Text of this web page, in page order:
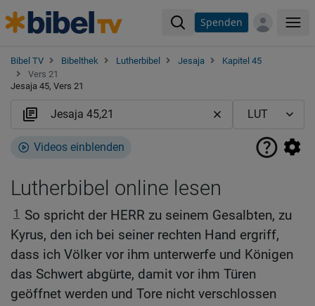
Spenden
Bibel TV Bibelthek Lutherbibel Jesaja
Kapitel 45
Vers 21
Jesaja 45, Vers 21
Videos einblenden
Lutherbibel online lesen
1 So spricht der HERR zu seinem Gesalbten, zu
Kyrus, den ich bei seiner rechten Hand ergriff,
dass ich Völker vor ihm unterwerfe und Königen
das Schwert abgürte, damit vor ihm Türen
geöffnet werden und Tore nicht verschlossen